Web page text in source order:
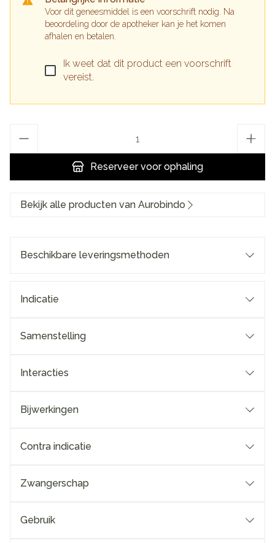
Voor dit geneesmiddel is een voorschrift nodig. Na
beoordeling door de apotheker kan je het komen
afhalen en betalen.
Ik weet dat dit product een voorschrift
vereist.
Reserveervoor ophaling
Bekijk alle producten van Aurobindo
Beschikbare leveringsmethoden
Indicatie
Samenstelling
Interacties
Bijwerkingen
Contra indicatie
Zwangerschap
Gebruik